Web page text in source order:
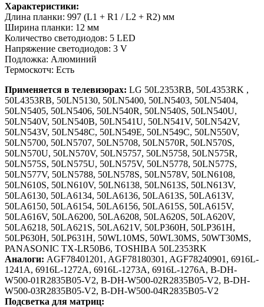
Характеристики:
Длина планки: 997 (L1 + R1 / L2 + R2) мм
Ширина планки: 12 мм
Количество светодиодов: 5 LED
Напряжение светодиодов: 3 V
Подложка: Алюминий
Термоскотч: Есть
Применяется в телевизорах: LG 50L2353RВ, 50L4353RK ,
50L4353RВ, 50LN5130, 50LN5400, 50LN5403, 50LN5404,
50LN5405, 50LN5406, 50LN540R, 50LN540S, 50LN540U,
50LN540V, 50LN540В, 50LN541U, 50LN541V, 50LN542V,
50LN543V, 50LN548С, 50LN549Е, 50LN549С, 50LN550V,
50LN5700, 50LN5707, 50LN5708, 50LN570R, 50LN570S,
50LN570U, 50LN570V, 50LN5757, 50LN5758, 50LN575R,
50LN575S, 50LN575U, 50LN575V, 50LN5778, 50LN577S,
50LN577V, 50LN5788, 50LN578S, 50LN578V, 50LN6108,
50LN610S, 50LN610V, 50LN6138, 50LN613S, 50LN613V,
50LА6130, 50LА6134, 50LА6136, 50LА613S, 50LА613V,
50LА6150, 50LА6154, 50LА6156, 50LА615S, 50LА615V,
50LА616V, 50LА6200, 50LА6208, 50LА620S, 50LА620V,
50LА6218, 50LА621S, 50LА621V, 50LР360Н, 50LР361Н,
50LР630Н, 50LР631Н, 50WL10МS, 50WL30МS, 50WТ30МS,
РАNАSОNIС ТX-LR50В6, ТОSHIBА 50L2353RK
Аналоги: AGF78401201, AGF78180301, AGF78240901, 6916L-
1241A, 6916L-1272A, 6916L-1273A, 6916L-1276A, B-DH-
W500-01R2835B05-V2, B-DH-W500-02R2835B05-V2, B-DH-
W500-03R2835B05-V2, B-DH-W500-04R2835B05-V2
Подсветка для матриц: